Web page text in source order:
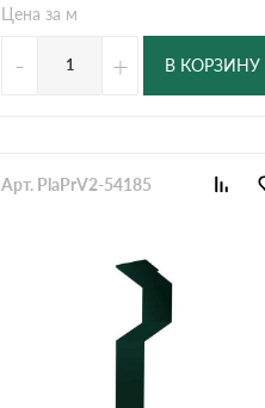
Цена за м
- + В КОРЗИНУ
Арт. PlaPrV2-54185